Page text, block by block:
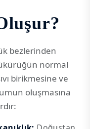
bezlerinden
normal
birikmesine ve
oluşmasına